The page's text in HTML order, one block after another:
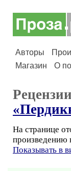
Авторы
Магазин
О
На странице
произведению
Показывать в